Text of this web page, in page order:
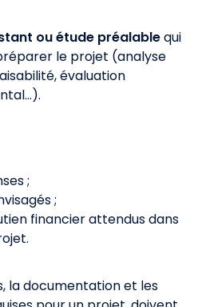
ou étude préalablequi
le projet (analyse
évaluation
;
;
financier attendus dans
la documentation et les